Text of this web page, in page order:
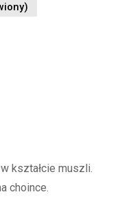
kształcie muszli.
choince.